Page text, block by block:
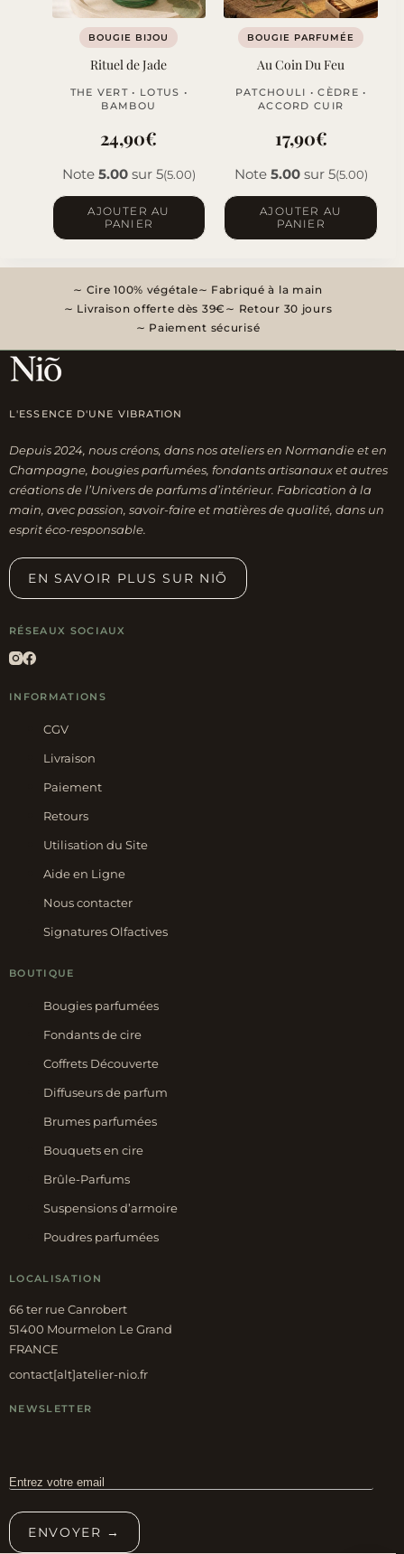
choisies
sur
la
page
du
produit
BOUGIE BIJOU
Rituel de Jade
THE VERT • LOTUS •
BAMBOU
24,90€
Note 5.00sur 5(5.00)
AJOUTER AU
PANIER
BOUGIE PARFUMÉE
Au Coin Du Feu
PATCHOULI • CÈDRE •
ACCORD CUIR
17,90€
Note 5.00sur 5(5.00)
AJOUTER AU
PANIER
Cire 100% végétale
Fabriqué à la main
Livraison offerte dès 39€
Retour 30 jours
Paiement sécurisé
L'ESSENCE D'UNE VIBRATION
Depuis 2024, nous créons, dans nos ateliers en Normandie et en
Champagne, bougies parfumées, fondants artisanaux et autres
créations de l’Univers de parfums d’intérieur. Fabrication à la
main, avec passion, savoir-faire et matières de qualité, dans un
esprit éco-responsable.
EN SAVOIR PLUS SUR NIÕ
RÉSEAUX SOCIAUX
INFORMATIONS
CGV
Livraison
Paiement
Retours
Utilisation du Site
Aide en Ligne
Nous contacter
Signatures Olfactives
BOUTIQUE
Bougies parfumées
Fondants de cire
Coffrets Découverte
Diffuseurs de parfum
Brumes parfumées
Bouquets en cire
Brûle-Parfums
Suspensions d’armoire
Poudres parfumées
LOCALISATION
66 ter rue Canrobert
51400 Mourmelon Le Grand
FRANCE
contact[alt]atelier-nio.fr
NEWSLETTER
ENVOYER →